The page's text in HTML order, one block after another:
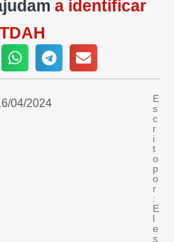
a identificar
04/2024
E
s
c
r
i
t
o
p
o
r
:
E
l
e
s